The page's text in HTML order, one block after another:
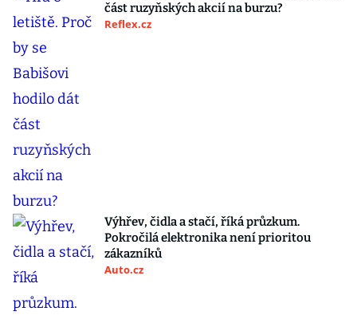
část ruzyňských akcií na burzu?
Reflex.cz
Výhřev, čidla a stačí, říká průzkum.
Pokročilá elektronika není prioritou
zákazníků
Auto.cz